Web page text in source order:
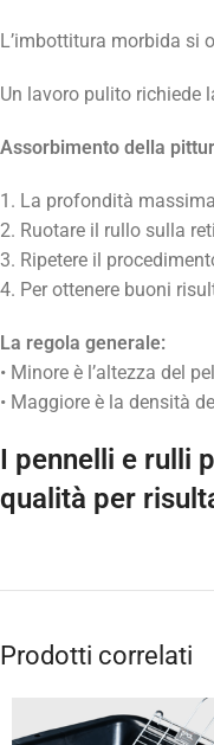
L’imbottitura morbida si
Un lavoro pulito richiede
Assorbimento della
1. La profondità
2. Ruotare il rullo sulla
3. Ripetere il
4. Per ottenere buoni
La regola generale:
• Minore è l’altezza del
• Maggiore è la densità
I pennelli e rulli
qualità per
Prodotti correlati